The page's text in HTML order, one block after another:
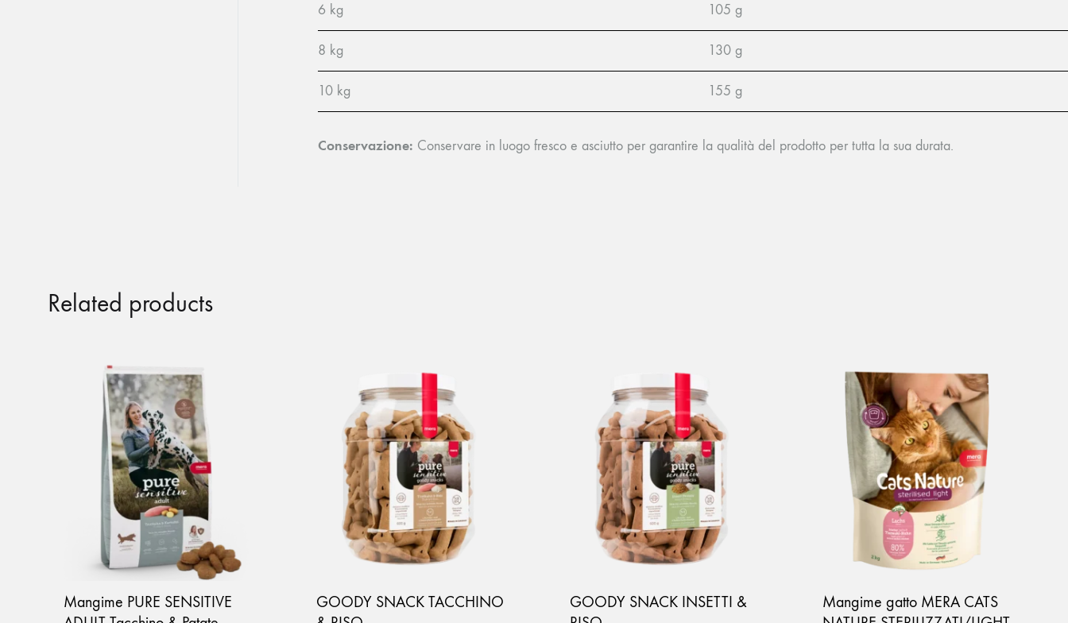
6 kg 105 g
8 kg 130 g
10 kg 155 g
Conservazione: Conservare in luogo fresco e asciutto per garantire la qualità del prodotto per tutta la sua durata.
Related products
Mangime PURE SENSITIVE
GOODY SNACK TACCHINO
GOODY SNACK INSETTI &
Mangime gatto MERA CATS